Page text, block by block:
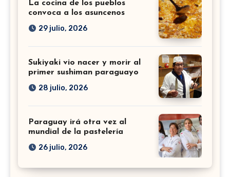
La cocina de los pueblos
convoca a los asuncenos
29 julio, 2026
Sukiyaki vio nacer y morir al
primer sushiman paraguayo
28 julio, 2026
Paraguay irá otra vez al
mundial de la pastelería
26 julio, 2026